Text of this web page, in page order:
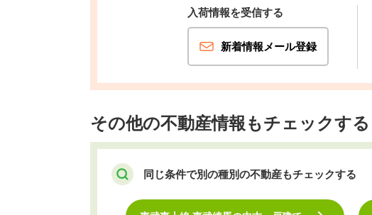
入荷情報を受信する
新着情報メール登録
その他の不動産情報もチェックする
同じ条件で別の種別の不動産もチェックする